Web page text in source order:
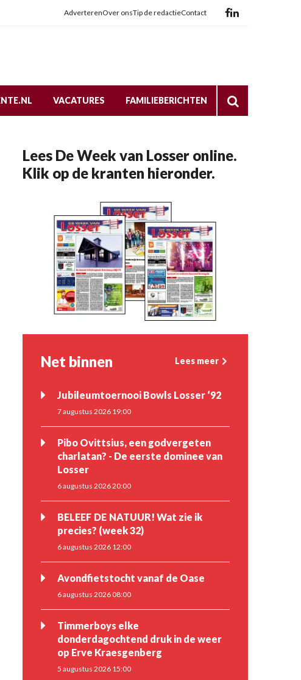
AdverterenOver onsTip de redactieContact
VACATURES FAMILIEBERICHTEN
Lees De Week van Losser online.
Klik op de kranten hieronder.
Net binnen Lees meer
Jubileumtoernooi Bowls Losser ‘92
7 augustus 2026 19:00
Pibo Ovittsius, een godvergeten
charlatan? - De eerste dominee van
Losser
6 augustus 2026 20:00
BELEEF DE NATUUR! Wat zie ik
precies? (week 32)
6 augustus 2026 12:00
Avondfietstocht vanaf de Oase
6 augustus 2026 08:00
Timmerboys elke
donderdagochtend druk in de weer
op Erve Kraesgenberg
5 augustus 2026 15:00